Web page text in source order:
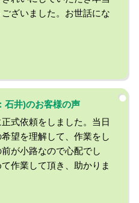
ざいました。お世話にな
石井)のお客様の声
式依頼をしました。当日
望を理解して、作業をし
が小路なので心配でし
作業して頂き、助かりま